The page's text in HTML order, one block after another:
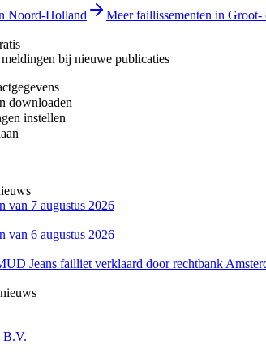
Noord-Holland
Meer faillissementen in Groot-
bij nieuwe publicaties
downloaden
instellen
van 7 augustus 2026
van 6 augustus 2026
Jeans failliet verklaard door rechtbank
B.V.